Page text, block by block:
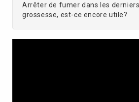
Arrêter de fumer dans les
grossesse, est-ce encore utile?